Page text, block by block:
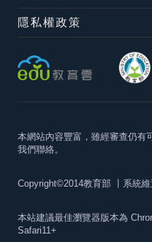
隱私權政策
本網站內容豐富，雖經審查仍有
我們聯絡。
Copyright©2014教育部 丨系統
本站建議最佳瀏覽器版本為
Safari11+